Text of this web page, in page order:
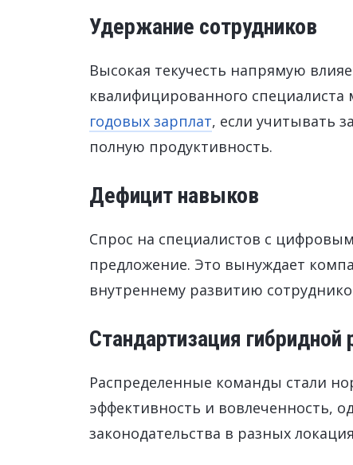
Удержание сотрудников
Высокая текучесть напрямую
квалифицированного
годовых зарплат, если учитывать
полную продуктивность.
Дефицит навыков
Спрос на специалистов с
предложение. Это вынуждает
внутреннему развитию
Стандартизация гибридной
Распределенные команды стали
эффективность и вовлеченность,
законодательства в разных